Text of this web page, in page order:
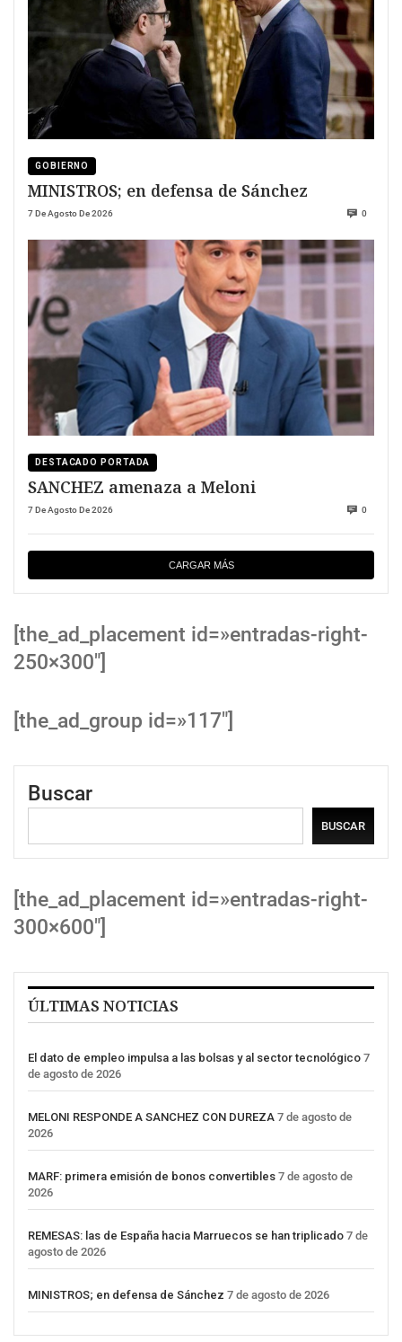
GOBIERNO
MINISTROS; en defensa de Sánchez
7 De Agosto De 2026 0
DESTACADO PORTADA
SANCHEZ amenaza a Meloni
7 De Agosto De 2026 0
CARGAR MÁS
[the_ad_placement id=»entradas-right-
250×300″]
[the_ad_group id=»117″]
Buscar
BUSCAR
[the_ad_placement id=»entradas-right-
300×600″]
ÚLTIMAS NOTICIAS
El dato de empleo impulsa a las bolsas y al sector tecnológico 7
de agosto de 2026
MELONI RESPONDE A SANCHEZ CON DUREZA 7 de agosto de
2026
MARF: primera emisión de bonos convertibles 7 de agosto de
2026
REMESAS: las de España hacia Marruecos se han triplicado 7 de
agosto de 2026
MINISTROS; en defensa de Sánchez 7 de agosto de 2026